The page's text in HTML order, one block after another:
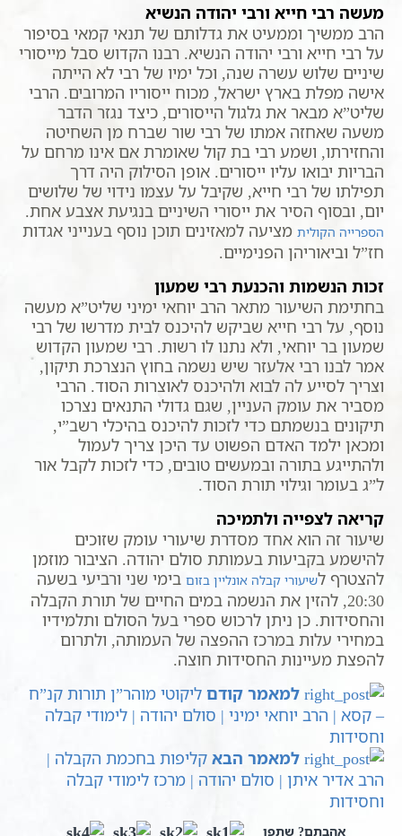
מעשה רבי חייא ורבי יהודה הנשיא
הרב ממשיך וממעיט את גדלותם של תנאי קמאי בסיפור
על רבי חייא ורבי יהודה הנשיא. רבנו הקדוש סבל מייסורי
שיניים שלוש עשרה שנה, וכל ימיו של רבי לא הייתה
אישה מפלת בארץ ישראל, מכוח ייסוריו המרובים. הרבי
שליט”א מבאר את גלגול הייסורים, כיצד נגזר הדבר
משעה שאחזה אמתו של רבי שור שברח מן השחיטה
והחזירתו, ושמע רבי בת קול שאומרת אם אינו מרחם על
הבריות יבואו עליו ייסורים. אופן הסילוק היה דרך
תפילתו של רבי חייא, שקיבל על עצמו נידוי של שלושים
יום, ובסוף הסיר את ייסורי השיניים בנגיעת אצבע אחת.
הספרייה הקולית מציעה למאזינים תוכן נוסף בענייני אגדות
חז”ל וביאוריהן הפנימיים.
זכות הנשמות והכנעת רבי שמעון
בחתימת השיעור מתאר הרב יוחאי ימיני שליט”א מעשה
נוסף, על רבי חייא שביקש להיכנס לבית מדרשו של רבי
שמעון בר יוחאי, ולא נתנו לו רשות. רבי שמעון הקדוש
אמר לבנו רבי אלעזר שיש נשמה בחוץ הנצרכת תיקון,
וצריך לסייע לה לבוא ולהיכנס לאוצרות הסוד. הרבי
מסביר את עומק העניין, שגם גדולי התנאים נצרכו
תיקונים בנשמתם כדי לזכות להיכנס בהיכלי רשב”י,
ומכאן ילמד האדם הפשוט עד היכן צריך לעמול
ולהתייגע בתורה ובמעשים טובים, כדי לזכות לקבל אור
ל”ג בעומר וגילוי תורת הסוד.
קריאה לצפייה ולתמיכה
שיעור זה הוא אחד מסדרת שיעורי עומק שזוכים
להישמע בקביעות בעמותת סולם יהודה. הציבור מוזמן
להצטרף לשיעורי קבלה אונליין בזום בימי שני ורביעי בשעה
20:30, להזין את הנשמה במים החיים של תורת הקבלה
והחסידות. כן ניתן לרכוש ספרי בעל הסולם ותלמידיו
במחירי עלות במרכז ההפצה של העמותה, ולתרום
להפצת מעיינות החסידות חוצה.
למאמר קודם ליקוטי מוהר”ן תורות קנ”ח
– קסא | הרב יוחאי ימיני | סולם יהודה | לימודי קבלה
וחסידות
למאמר הבא קליפות בחכמת הקבלה |
הרב אדיר איתן | סולם יהודה | מרכז לימודי קבלה
וחסידות
אהבתם? שתפו